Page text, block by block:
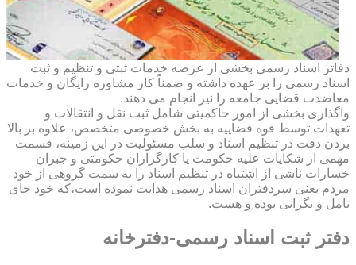
دفاتر اسناد رسمی بخشی از عرضه خدمات ثبتی و تنظیم و ثبت
اسناد رسمی را بر عهده داشته و ضمناً کار مشاوره رایگان و خدمات
معاضدت قضایی جامعه را نیز انجام می دهند.
واگذاری بخشی از امور حاکمیتی شامل ثبت نقل و انتقالات و
تعهدات توسط قوه قضاییه به بخش خصوصی متخصص، علاوه بر بالا
بردن دقت در تنظیم اسناد و سلب مسئولیت در این زمینه، قسمت
مهمی از شکایات علیه حکومت یا کارگزاران حکومتی و جبران
خسارات ناشی از اشتباه در تنظیم اسناد را به سمت گروهی از خود
مردم یعنی سردفتران اسناد رسمی هدایت نموده است،که خود جای
تامل و نگرانی بوده و هست.
دفتر ثبت اسناد رسمی-دفترخانه